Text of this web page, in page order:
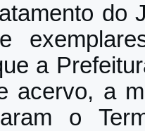
do
a
acervo, a
o